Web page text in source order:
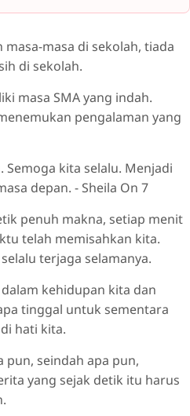
masa di sekolah, tiada
di sekolah.
masa SMA yang indah.
pengalaman yang
Semoga kita selalu. Menjadi
depan. - Sheila On 7
penuh makna, setiap menit
telah memisahkan kita.
terjaga selamanya.
kehidupan kita dan
tinggal untuk sementara
hati kita.
pun, seindah apa pun,
yang sejak detik itu harus